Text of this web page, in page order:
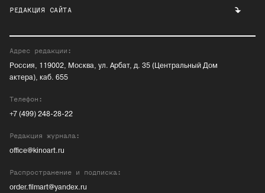
РЕДАКЦИЯ САЙТА
Адрес редакции:
Россия, 119002, Москва, ул. Арбат, д. 35 (Центральный Дом
актера), каб. 655
Телефон:
+7 (499) 248-28-22
Редакция журнала:
office@kinoart.ru
Распространение и подписка:
order.filmart@yandex.ru